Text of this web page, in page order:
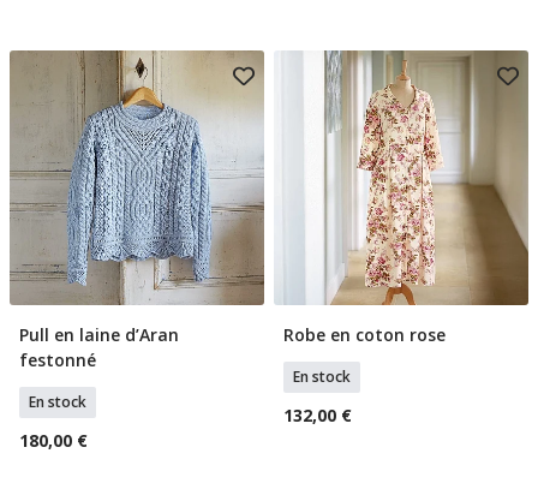
Sélectionner Tailles
Pull en laine d’Aran
festonné
En stock
180,00 €
Sélectionner Tailles
Robe en coton rose
En stock
132,00 €